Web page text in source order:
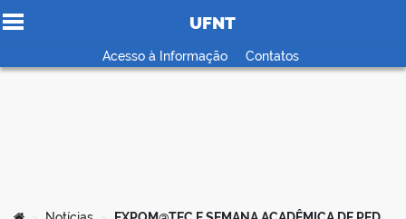
Ir para o conteúdo
UFNT
Acesso à Informação Contatos